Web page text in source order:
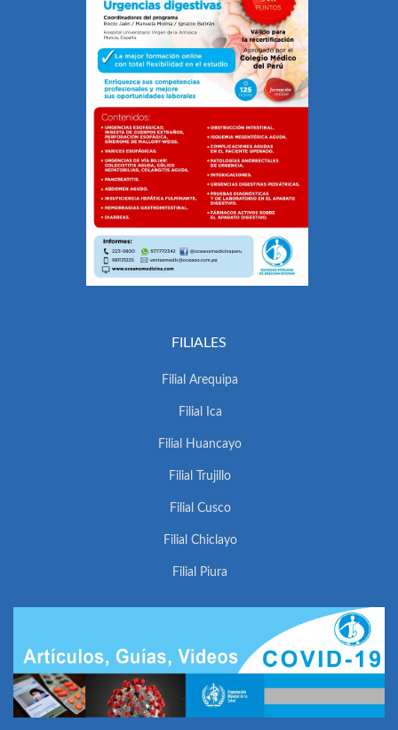
FILIALES
Filial Arequipa
Filial Ica
Filial Huancayo
Filial Trujillo
Filial Cusco
Filial Chiclayo
Filial Piura